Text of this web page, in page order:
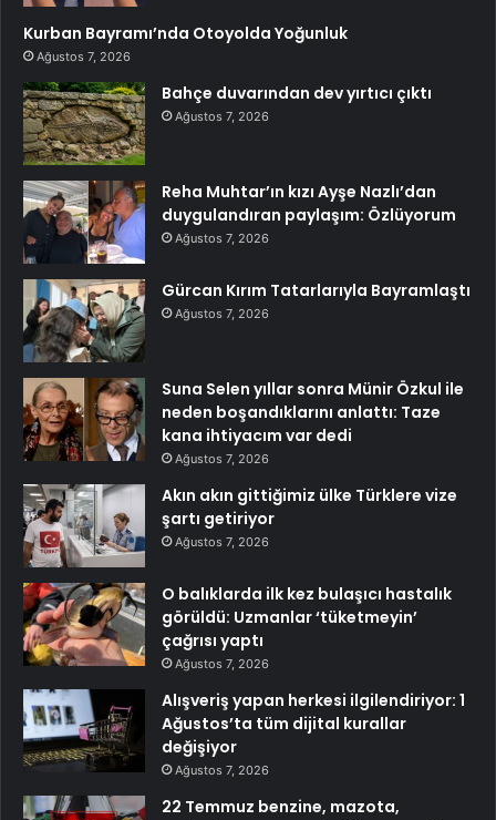
Kurban Bayramı’nda Otoyolda Yoğunluk
Ağustos 7, 2026
Bahçe duvarından dev yırtıcı çıktı
Ağustos 7, 2026
Reha Muhtar’ın kızı Ayşe Nazlı’dan
duygulandıran paylaşım: Özlüyorum
Ağustos 7, 2026
Gürcan Kırım Tatarlarıyla Bayramlaştı
Ağustos 7, 2026
Suna Selen yıllar sonra Münir Özkul ile
neden boşandıklarını anlattı: Taze
kana ihtiyacım var dedi
Ağustos 7, 2026
Akın akın gittiğimiz ülke Türklere vize
şartı getiriyor
Ağustos 7, 2026
O balıklarda ilk kez bulaşıcı hastalık
görüldü: Uzmanlar ‘tüketmeyin’
çağrısı yaptı
Ağustos 7, 2026
Alışveriş yapan herkesi ilgilendiriyor: 1
Ağustos’ta tüm dijital kurallar
değişiyor
Ağustos 7, 2026
22 Temmuz benzine, mazota,